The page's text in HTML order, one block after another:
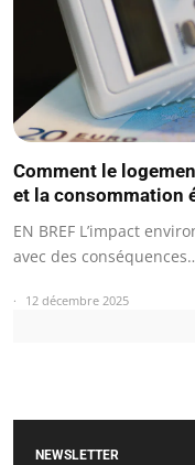
Comment le
et la consommation
EN BREF L’impact
avec des
12 décembre 2025
NEWSLETTER